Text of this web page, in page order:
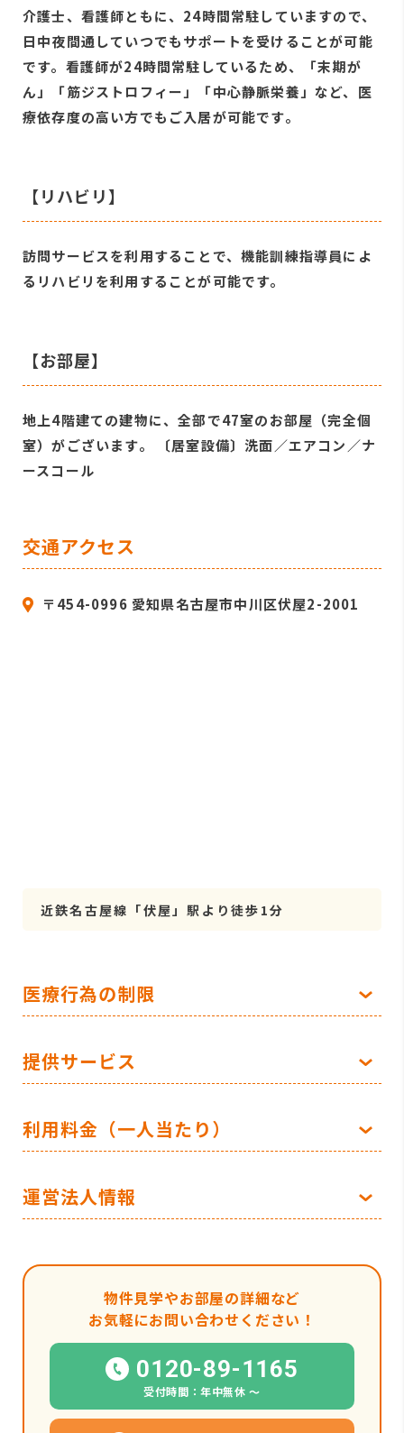
介護士、看護師ともに、24時間常駐していますので、
日中夜間通していつでもサポートを受けることが可能
です。看護師が24時間常駐しているため、「末期が
ん」「筋ジストロフィー」「中心静脈栄養」など、医
療依存度の高い方でもご入居が可能です。
【リハビリ】
訪問サービスを利用することで、機能訓練指導員によ
るリハビリを利用することが可能です。
【お部屋】
地上4階建ての建物に、全部で47室のお部屋（完全個
室）がございます。 〔居室設備〕洗面／エアコン／ナ
ースコール
交通アクセス
〒454-0996 愛知県名古屋市中川区伏屋2-2001
近鉄名古屋線「伏屋」駅より徒歩1分
医療行為の制限
提供サービス
利用料金（一人当たり）
運営法人情報
物件見学やお部屋の詳細など
お気軽にお問い合わせください！
0120-89-1165
受付時間：年中無休 〜